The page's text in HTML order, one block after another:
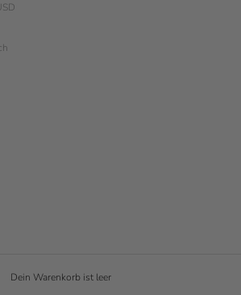
Dein Warenkorb ist leer